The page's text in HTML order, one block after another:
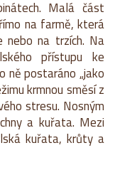
Malá část
na farmě, která
na trzích. Na
přístupu ke
ně postaráno „jako
krmnou směsí z
stresu. Nosným
a kuřata. Mezi
kuřata, krůty a